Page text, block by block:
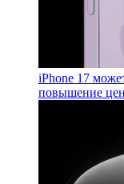
iPhone 17
повышение цен